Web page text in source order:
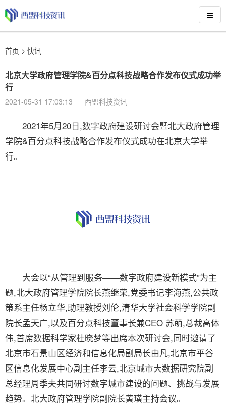
首页 > 快讯
北京大学政府管理学院&百分点科技战略合作发布仪式成功举
行
2021-05-31 17:03:13 西盟科技资讯
2021年5月20日,数字政府建设研讨会暨北大政府管理
学院&百分点科技战略合作发布仪式成功在北京大学举
行。
大会以“从管理到服务——数字政府建设新模式”为主
题,北大政府管理学院院长燕继荣,党委书记李海燕,公共政
策系主任杨立华,助理教授刘伦,清华大学社会科学学院副
院长孟天广,以及百分点科技董事长兼CEO 苏萌,总裁高体
伟,首席数据科学家杜晓梦等出席本次研讨会,同时邀请了
北京市石景山区经济和信息化局副局长由凡,北京市平谷
区信息化发展中心副主任李云,北京城市大数据研究院副
总经理周季夫共同研讨数字城市建设的问题、挑战与发展
趋势。北大政府管理学院副院长黄璜主持会议。